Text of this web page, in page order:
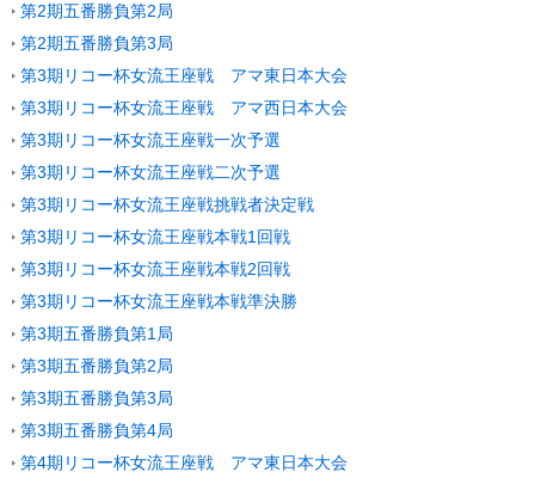
第2期五番勝負第2局
第2期五番勝負第3局
第3期リコー杯女流王座戦 アマ東日本大会
第3期リコー杯女流王座戦 アマ西日本大会
第3期リコー杯女流王座戦一次予選
第3期リコー杯女流王座戦二次予選
第3期リコー杯女流王座戦挑戦者決定戦
第3期リコー杯女流王座戦本戦1回戦
第3期リコー杯女流王座戦本戦2回戦
第3期リコー杯女流王座戦本戦準決勝
第3期五番勝負第1局
第3期五番勝負第2局
第3期五番勝負第3局
第3期五番勝負第4局
第4期リコー杯女流王座戦 アマ東日本大会